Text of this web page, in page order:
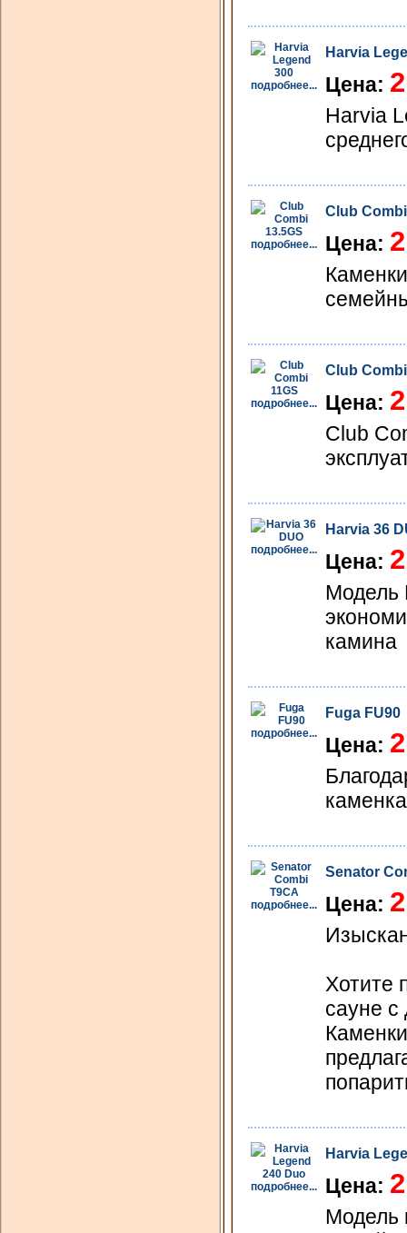
подробнее...
Harvia
Цена:
Harvia
подробнее...
Club
Цена:
подробнее...
Club
Цена:
Club
подробнее...
Harvia 36
Цена:
Модель
камина
подробнее...
Fuga FU90
Цена:
подробнее...
Senator
Цена:
Хотите
сауне
подробнее...
Harvia
Цена:
Модель